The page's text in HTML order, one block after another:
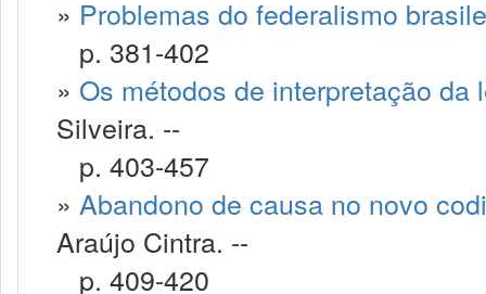
» Problemas do federalismo
p. 381-402
» Os métodos de interpretação
Silveira. --
p. 403-457
» Abandono de causa no novo
Araújo Cintra. --
p. 409-420